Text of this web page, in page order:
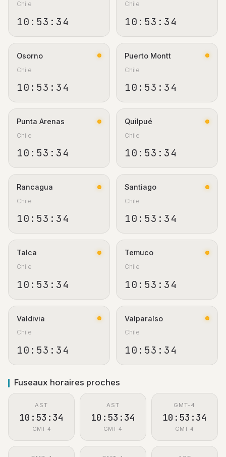
Chile
10:53:34
Chile
10:53:34
Osorno
Chile
10:53:34
Puerto Montt
Chile
10:53:34
Punta Arenas
Chile
10:53:34
Quilpué
Chile
10:53:34
Rancagua
Chile
10:53:34
Santiago
Chile
10:53:34
Talca
Chile
10:53:34
Temuco
Chile
10:53:34
Valdivia
Chile
10:53:34
Valparaíso
Chile
10:53:34
Fuseaux horaires proches
AST
10:53:34
GMT-4
AST
10:53:34
GMT-4
GMT-4
10:53:34
GMT-4